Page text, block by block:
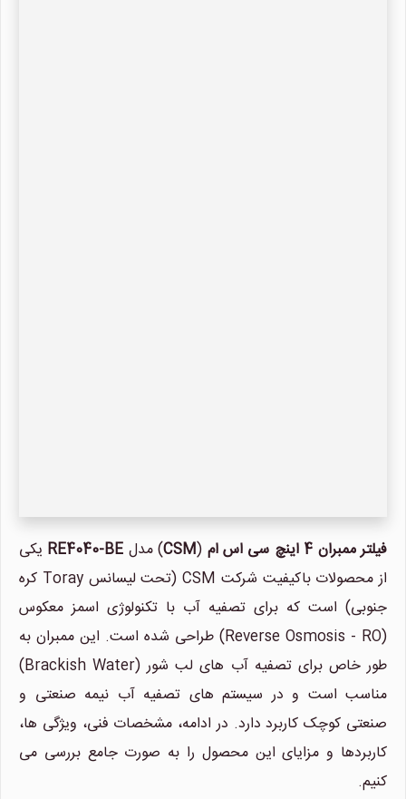
فیلتر ممبران 4 اینچ سی اس ام (
CSM) مدل RE4040-BE یکی
از محصولات باکیفیت شرکت CSM (تحت لیسانس Toray کره
جنوبی) است که برای تصفیه آب با تکنولوژی اسمز معکوس
(Reverse Osmosis - RO) طراحی شده است. این ممبران به
طور خاص برای تصفیه آب های لب شور (Brackish Water)
مناسب است و در سیستم های تصفیه آب نیمه صنعتی و
صنعتی کوچک کاربرد دارد. در ادامه، مشخصات فنی، ویژگی ها،
کاربردها و مزایای این محصول را به صورت جامع بررسی می
کنیم.